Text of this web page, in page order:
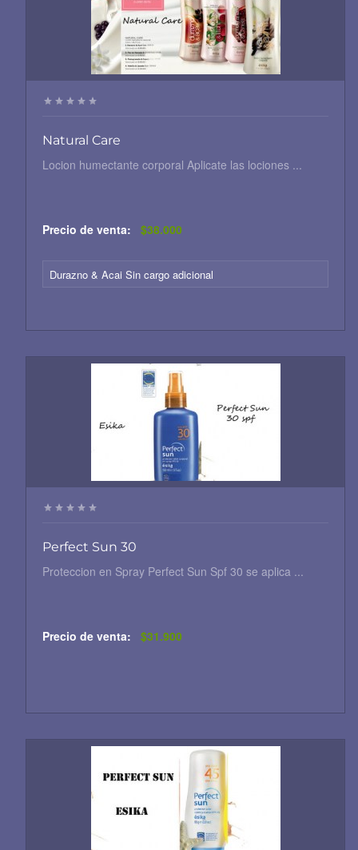
Natural Care
Locion humectante corporal Aplicate las lociones ...
Precio de venta: $38.000
Durazno & Acai Sin cargo adicional
Perfect Sun 30
Proteccion en Spray Perfect Sun Spf 30 se aplica ...
Precio de venta: $31.900